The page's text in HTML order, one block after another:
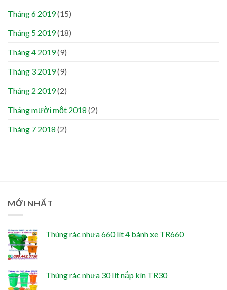
Tháng 6 2019(15)
Tháng 5 2019(18)
Tháng 4 2019(9)
Tháng 3 2019(9)
Tháng 2 2019(2)
Tháng mười một 2018 (2)
Tháng 7 2018 (2)
MỚI NHẤT
Thùng rác nhựa 660 lít 4 bánh xe TR660
Thùng rác nhựa 30 lít nắp kín TR30